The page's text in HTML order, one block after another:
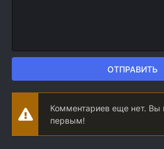
ОТПРАВИТЬ
Комментариев еще нет. Вы
первым!